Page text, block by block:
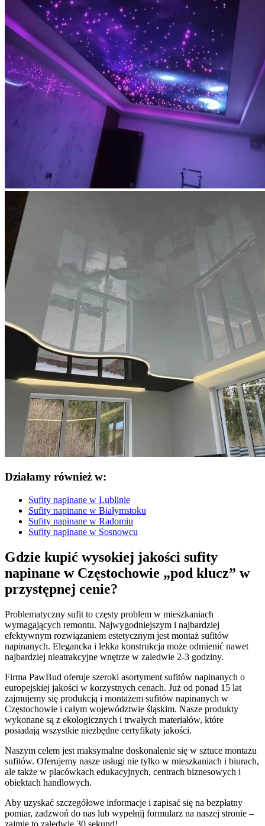
Działamy również w:
Sufity napinane w Lublinie
Sufity napinane w Białymstoku
Sufity napinane w Radomiu
Sufity napinane w Sosnowcu
Gdzie kupić wysokiej jakości sufity
napinane w Częstochowie „pod klucz” w
przystępnej cenie?
Problematyczny sufit to częsty problem w mieszkaniach
wymagających remontu. Najwygodniejszym i najbardziej
efektywnym rozwiązaniem estetycznym jest montaż sufitów
napinanych. Elegancka i lekka konstrukcja może odmienić nawet
najbardziej nieatrakcyjne wnętrze w zaledwie 2-3 godziny.
Firma PawBud oferuje szeroki asortyment sufitów napinanych o
europejskiej jakości w korzystnych cenach. Już od ponad 15 lat
zajmujemy się produkcją i montażem sufitów napinanych w
Częstochowie i całym województwie śląskim. Nasze produkty
wykonane są z ekologicznych i trwałych materiałów, które
posiadają wszystkie niezbędne certyfikaty jakości.
Naszym celem jest maksymalne doskonalenie się w sztuce montażu
sufitów. Oferujemy nasze usługi nie tylko w mieszkaniach i biurach,
ale także w placówkach edukacyjnych, centrach biznesowych i
obiektach handlowych.
Aby uzyskać szczegółowe informacje i zapisać się na bezpłatny
pomiar, zadzwoń do nas lub wypełnij formularz na naszej stronie –
zajmie to zaledwie 30 sekund!